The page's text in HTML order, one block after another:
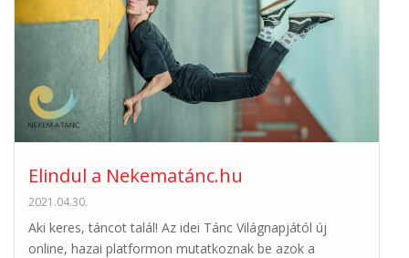
Elindul a Nekematánc.hu
2021.04.30.
Aki keres, táncot talál! Az idei Tánc Világnapjától új
online, hazai platformon mutatkoznak be azok a